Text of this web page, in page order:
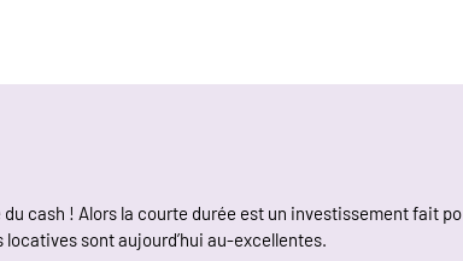
cash ! Alors la courte durée est un investissement fait
sont aujourd’hui au-excellentes.